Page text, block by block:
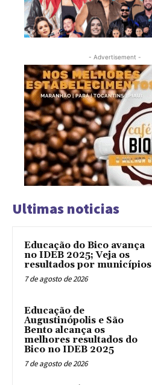
- Advertisement -
Ultimas noticias
Educação do Bico avança
no IDEB 2025; Veja os
resultados por municípios
7 de agosto de 2026
Educação de
Augustinópolis e São
Bento alcança os
melhores resultados do
Bico no IDEB 2025
7 de agosto de 2026